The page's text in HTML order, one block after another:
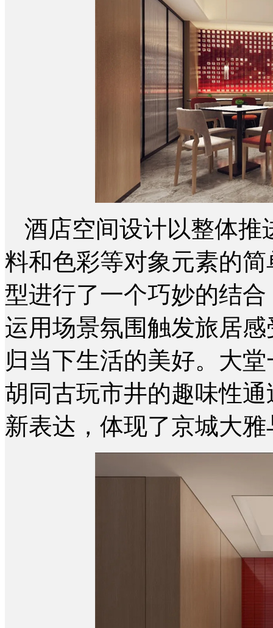
酒店空间设计以整体推
料和色彩等对象元素的
型进行了一个巧妙的结
运用场景氛围触发旅居
归当下生活的美好。大
胡同古玩市井的趣味性
新表达，体现了京城大